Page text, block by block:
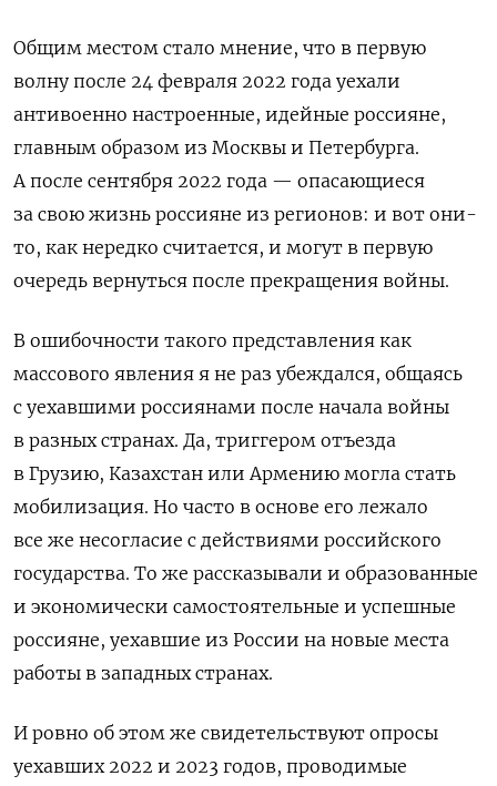
Общим местом стало мнение, что в первую
волну после 24 февраля 2022 года уехали
антивоенно настроенные, идейные россияне,
главным образом из Москвы и Петербурга.
А после сентября 2022 года — опасающиеся
за свою жизнь россияне из регионов: и вот они-
то, как нередко считается, и могут в первую
очередь вернуться после прекращения войны.
В ошибочности такого представления как
массового явления я не раз убеждался, общаясь
с уехавшими россиянами после начала войны
в разных странах. Да, триггером отъезда
в Грузию, Казахстан или Армению могла стать
мобилизация. Но часто в основе его лежало
все же несогласие с действиями российского
государства. То же рассказывали и образованные
и экономически самостоятельные и успешные
россияне, уехавшие из России на новые места
работы в западных странах.
И ровно об этом же свидетельствуют опросы
уехавших 2022 и 2023 годов, проводимые